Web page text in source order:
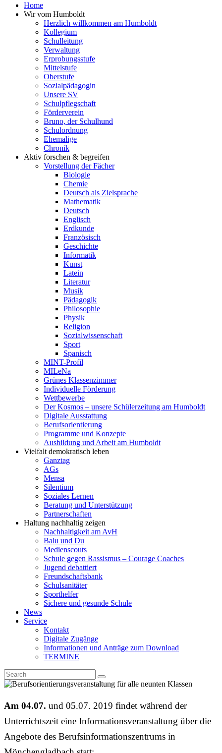
Home
Wir vom Humboldt
Herzlich willkommen am Humboldt
Kollegium
Schulleitung
Verwaltung
Erprobungsstufe
Mittelstufe
Oberstufe
Sozialpädagogin
Unsere SV
Schulpflegschaft
Förderverein
Bruno, der Schulhund
Schulordnung
Ehemalige
Chronik
Aktiv forschen & begreifen
Vorstellung der Fächer
Biologie
Chemie
Deutsch als Zielsprache
Mathematik
Deutsch
Englisch
Erdkunde
Französisch
Geschichte
Informatik
Kunst
Latein
Literatur
Musik
Pädagogik
Philosophie
Physik
Religion
Sozialwissenschaft
Sport
Spanisch
MINT-Profil
MILeNa
Grünes Klassenzimmer
Individuelle Förderung
Wettbewerbe
Der Kosmos – unsere Schülerzeitung am Humboldt
Digitale Ausstattung
Berufsorientierung
Programme und Konzepte
Ausbildung und Arbeit am Humboldt
Vielfalt demokratisch leben
Ganztag
AGs
Mensa
Silentium
Soziales Lernen
Beratung und Unterstützung
Partnerschaften
Haltung nachhaltig zeigen
Nachhaltigkeit am AvH
Balu und Du
Medienscouts
Schule gegen Rassismus – Courage Coaches
Jugend debattiert
Freundschaftsbank
Schulsanitäter
Sporthelfer
Sichere und gesunde Schule
News
Service
Kontakt
Digitale Zugänge
Informationen und Anträge zum Download
TERMINE
Am 04.07. und 05.07. 2019 findet während der
Unterrichtszeit eine Informationsveranstaltung über die
Angebote des Berufsinformationszentrums in